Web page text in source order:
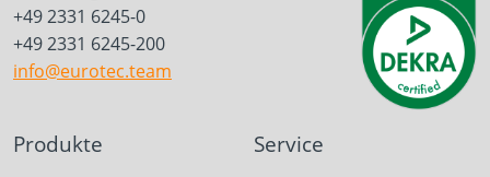
+49 2331 6245-0
+49 2331 6245-200
info@eurotec.team
Produkte Service